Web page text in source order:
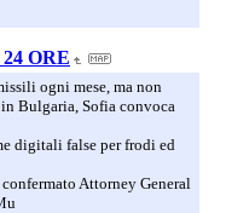
ORE
ogni mese, ma non
Bulgaria, Sofia convoca
digitali false per frodi ed
Attorney General